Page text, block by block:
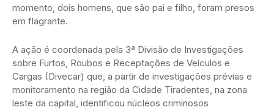
momento, dois homens, que são pai e filho, foram presos
em flagrante.
A ação é coordenada pela 3ª Divisão de Investigações
sobre Furtos, Roubos e Receptações de Veículos e
Cargas (Divecar) que, a partir de investigações prévias e
monitoramento na região da Cidade Tiradentes, na zona
leste da capital, identificou núcleos criminosos